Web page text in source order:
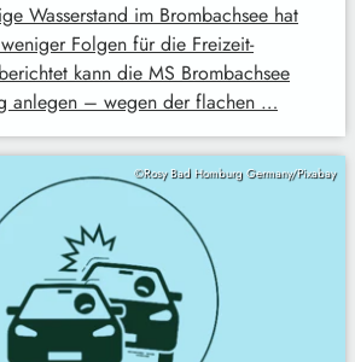
Wasserstand im Brombachsee hat
Folgen für die Freizeit-
kann die MS Brombachsee
anlegen – wegen der flachen …
©Rosy Bad Homburg Germany/Pixabay